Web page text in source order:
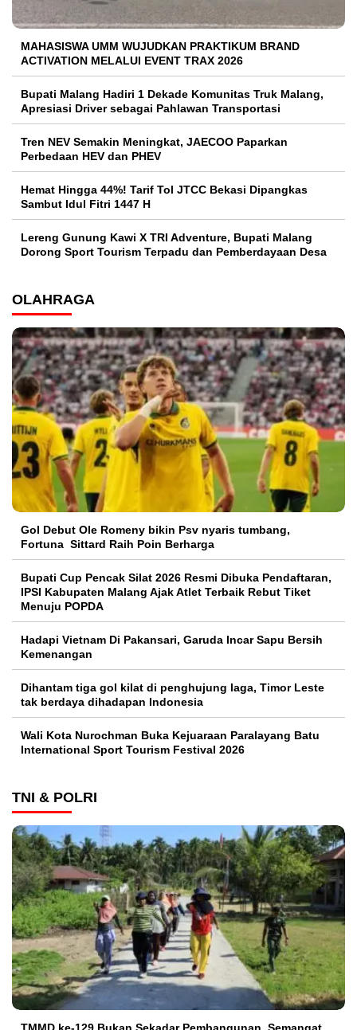
MAHASISWA UMM WUJUDKAN PRAKTIKUM BRAND
ACTIVATION MELALUI EVENT TRAX 2026
Bupati Malang Hadiri 1 Dekade Komunitas Truk Malang,
Apresiasi Driver sebagai Pahlawan Transportasi
Tren NEV Semakin Meningkat, JAECOO Paparkan
Perbedaan HEV dan PHEV
Hemat Hingga 44%! Tarif Tol JTCC Bekasi Dipangkas
Sambut Idul Fitri 1447 H
Lereng Gunung Kawi X TRI Adventure, Bupati Malang
Dorong Sport Tourism Terpadu dan Pemberdayaan Desa
OLAHRAGA
Gol Debut Ole Romeny bikin Psv nyaris tumbang,
Fortuna Sittard Raih Poin Berharga
Bupati Cup Pencak Silat 2026 Resmi Dibuka Pendaftaran,
IPSI Kabupaten Malang Ajak Atlet Terbaik Rebut Tiket
Menuju POPDA
Hadapi Vietnam Di Pakansari, Garuda Incar Sapu Bersih
Kemenangan
Dihantam tiga gol kilat di penghujung laga, Timor Leste
tak berdaya dihadapan Indonesia
Wali Kota Nurochman Buka Kejuaraan Paralayang Batu
International Sport Tourism Festival 2026
TNI & POLRI